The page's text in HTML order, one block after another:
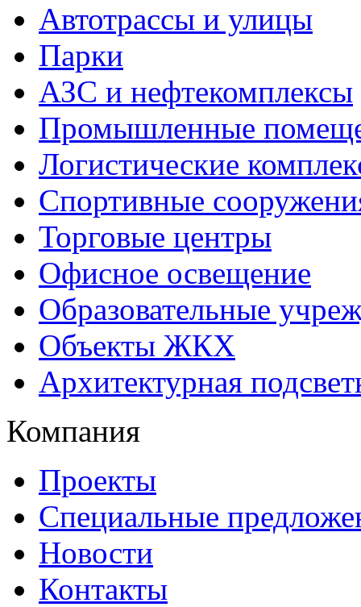
Автотрассы и улицы
Парки
АЗС и нефтекомплексы
Промышленные
Логистические
Спортивные
Торговые центры
Офисное освещение
Образовательные
Объекты ЖКХ
Архитектурная
Компания
Проекты
Специальные
Новости
Контакты